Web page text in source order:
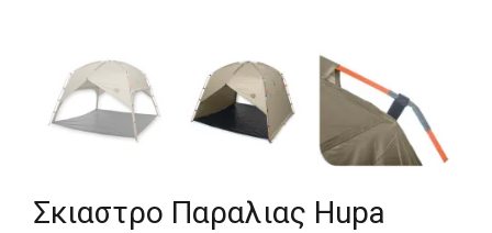
Σκιαστρο Παραλιας Hupa